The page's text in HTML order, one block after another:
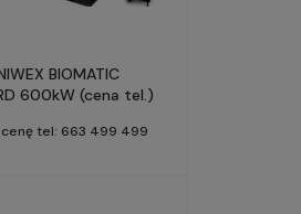
BIOMATIC
600kW (cena tel.)
cenę tel: 663 499 499